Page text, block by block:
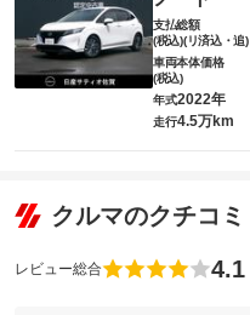
支払総額
(税込)(リ済込・追)
車両本体価格
(税込)
年式2022年
走行4.5万km
クルマのクチコミ
レビュー総合 4.1